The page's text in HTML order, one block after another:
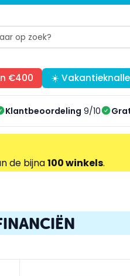
€400 ☀️
Klantbeoordeling 9/10
de bijna100 winkels.